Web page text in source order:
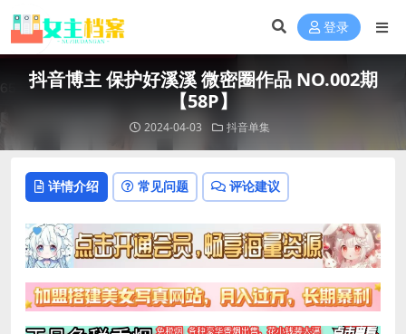
登录
抖音博主 保护好溪溪 微密圈作品 NO.002期
【58P】
2024-04-03 抖音单集
详情介绍 常见问题 评论建议